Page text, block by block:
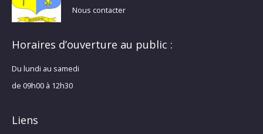
Nous contacter
Horaires d’ouverture au public :
Du lundi au samedi
de 09h00 à 12h30
Liens